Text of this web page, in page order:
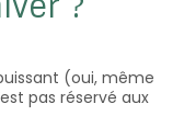
(oui, même
pas réservé aux